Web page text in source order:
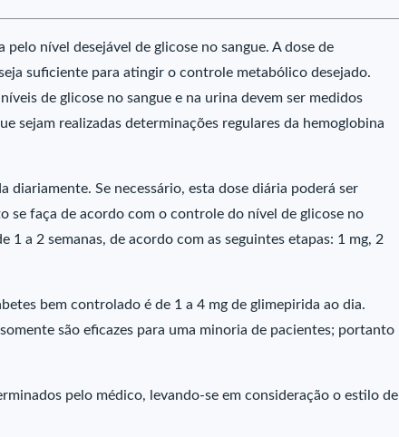
nível desejável de glicose no sangue. A dose de
suficiente para atingir o controle metabólico desejado.
de glicose no sangue e na urina devem ser medidos
sejam realizadas determinações regulares da hemoglobina
diariamente. Se necessário, esta dose diária poderá ser
se faça de acordo com o controle do nível de glicose no
1 a 2 semanas, de acordo com as seguintes etapas: 1 mg, 2
bem controlado é de 1 a 4 mg de glimepirida ao dia.
são eficazes para uma minoria de pacientes; portanto
pelo médico, levando-se em consideração o estilo de